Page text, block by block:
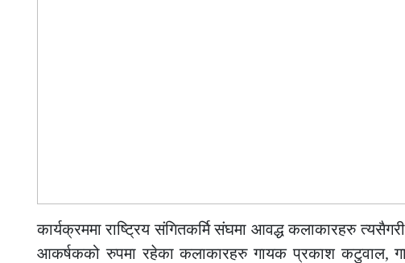
कार्यक्रममा राष्ट्रिय संगितकर्मि संघमा आवद्ध कलाकारहरु
आकर्षकको रुपमा रहेका कलाकारहरु गायक प्रकाश कटुवाल,